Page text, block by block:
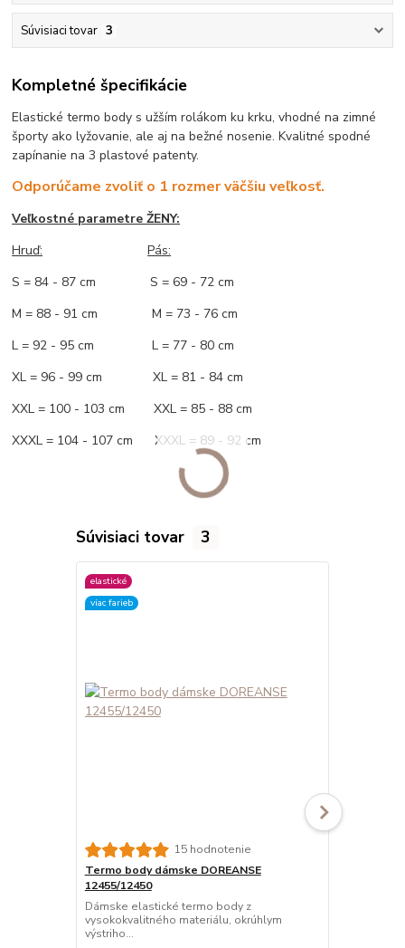
Súvisiaci tovar 3
Kompletné špecifikácie
Elastické termo body s užším rolákom ku krku, vhodné na zimné
športy ako lyžovanie, ale aj na bežné nosenie. Kvalitné spodné
zapínanie na 3 plastové patenty.
Odporúčame zvoliť o 1 rozmer väčšiu veľkosť.
Veľkostné parametre ŽENY:
Hruď:
Pás:
S = 84 - 87 cm S = 69 - 72 cm
M = 88 - 91 cm M = 73 - 76 cm
L = 92 - 95 cm L = 77 - 80 cm
XL = 96 - 99 cm XL = 81 - 84 cm
XXL = 100 - 103 cm XXL = 85 - 88 cm
XXXL = 104 - 107 cm XXXL = 89 - 92 cm
Súvisiaci tovar 3
elastické
viac farieb
15 hodnotenie
Termo body dámske DOREANSE
12455/12450
Dámske elastické termo body z
vysokokvalitného materiálu, okrúhlym
výstriho...